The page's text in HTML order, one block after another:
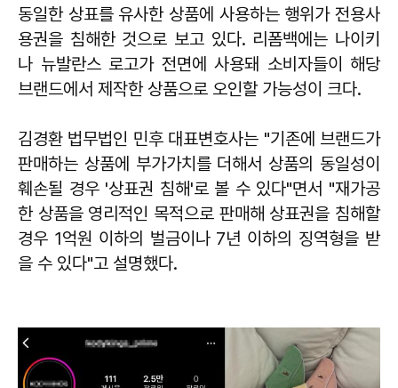
동일한 상표를 유사한 상품에 사용하는 행위가 전용사
용권을 침해한 것으로 보고 있다. 리폼백에는 나이키
나 뉴발란스 로고가 전면에 사용돼 소비자들이 해당
브랜드에서 제작한 상품으로 오인할 가능성이 크다.
김경환 법무법인 민후 대표변호사는 "기존에 브랜드가
판매하는 상품에 부가가치를 더해서 상품의 동일성이
훼손될 경우 '상표권 침해'로 볼 수 있다"면서 "재가공
한 상품을 영리적인 목적으로 판매해 상표권을 침해할
경우 1억원 이하의 벌금이나 7년 이하의 징역형을 받
을 수 있다"고 설명했다.